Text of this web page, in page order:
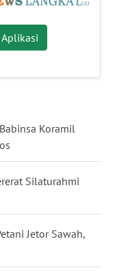
Koramil
Silaturahmi
Jetor Sawah,